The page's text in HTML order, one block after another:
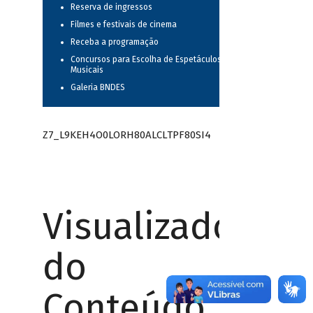
Reserva de ingressos
Filmes e festivais de cinema
Receba a programação
Concursos para Escolha de Espetáculos
Musicais
Galeria BNDES
Z7_L9KEH4O0LORH80ALCLTPF80SI4
Visualizador
do